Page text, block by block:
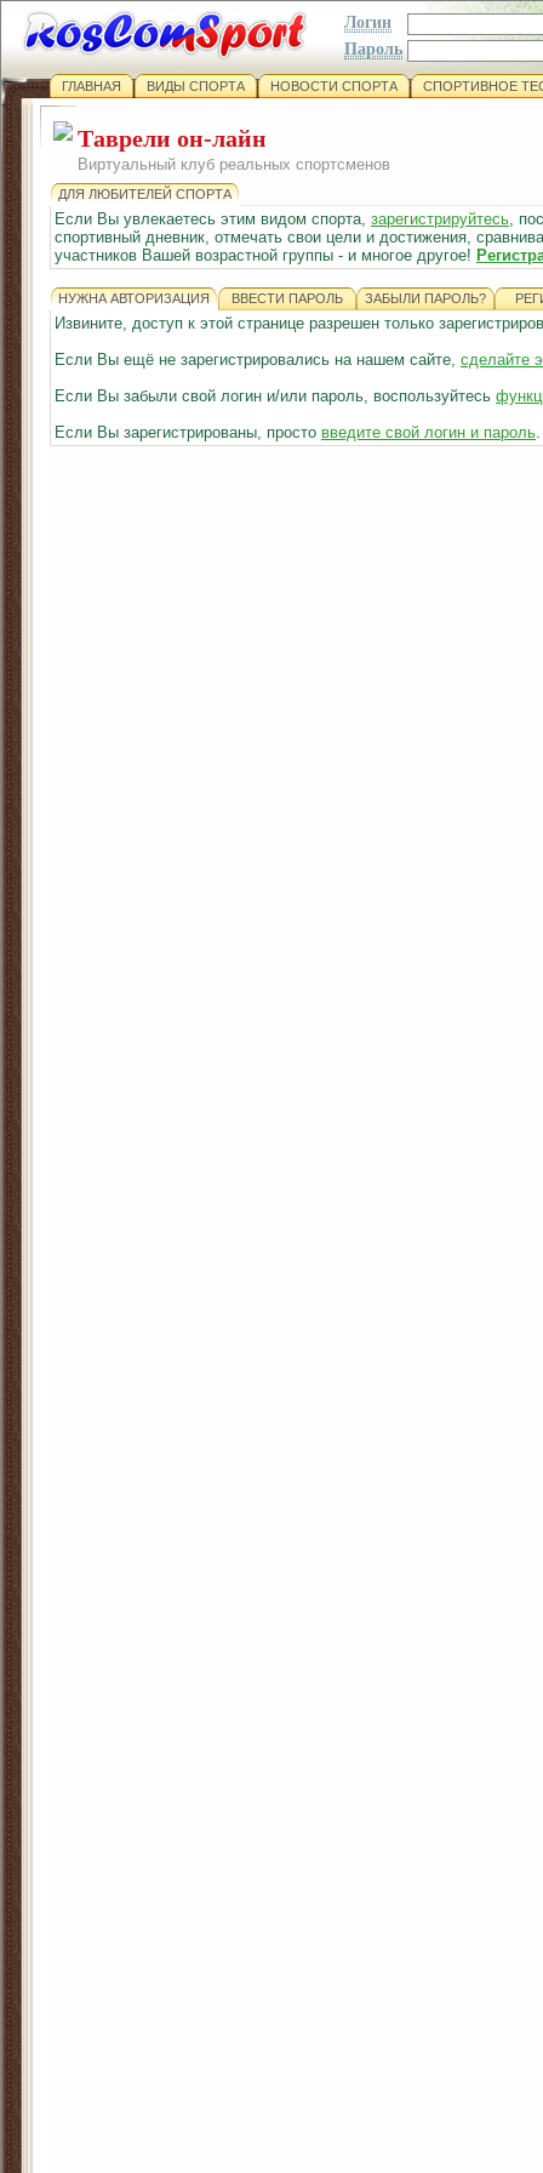
Логин
Пароль
ГЛАВНАЯ ВИДЫ СПОРТА НОВОСТИ СПОРТА СПОРТИВНОЕ
Таврели он-лайн
Виртуальный клуб реальных спортсменов
ДЛЯ ЛЮБИТЕЛЕЙ СПОРТА
Если Вы увлекаетесь этим видом спорта, зарегистрируйтесь,
спортивный дневник, отмечать свои цели и достижения,
участников Вашей возрастной группы - и многое другое!
НУЖНА АВТОРИЗАЦИЯ ВВЕСТИ ПАРОЛЬ ЗАБЫЛИ ПАРОЛЬ?
Извините, доступ к этой странице разрешен только
Если Вы ещё не зарегистрировались на нашем сайте, сделайте
Если Вы забыли свой логин и/или пароль, воспользуйтесь
Если Вы зарегистрированы, просто введите свой логин и пароль.